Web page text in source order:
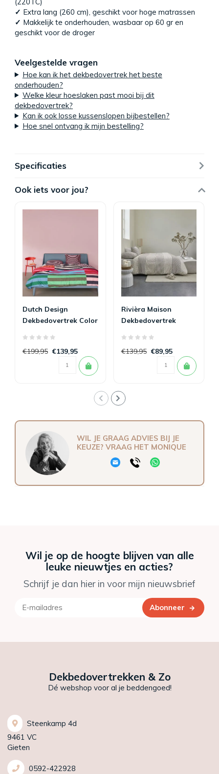
✓ Extra lang (260 cm), geschikt voor hoge matrassen
✓ Makkelijk te onderhouden, wasbaar op 60 gr en
geschikt voor de droger
Veelgestelde vragen
Hoe kan ik het dekbedovertrek het beste
onderhouden?
Welke kleur hoeslaken past mooi bij dit
dekbedovertrek?
Kan ik ook losse kussenslopen bijbestellen?
Hoe snel ontvang ik mijn bestelling?
Specificaties
Ook iets voor jou?
Dutch Design
Dekbedovertrek Color
€199,95 €139,95
Rivièra Maison
Dekbedovertrek
€139,95 €89,95
WIL JE GRAAG ADVIES BIJ JE
KEUZE? VRAAG HET MONIQUE
Wil je op de hoogte blijven van alle
leuke nieuwtjes en acties?
Schrijf je dan hier in voor mijn nieuwsbrief
Abonneer
Dekbedovertrekken & Zo
Dé webshop voor al je beddengoed!
Steenkamp 4d
9461 VC
Gieten
0592-422928